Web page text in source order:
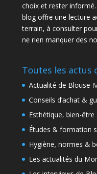
choix et rester
blog offre une lecture
terrain, à consulter
ne rien manquer des
Toutes les actus
Actualité de Blouse-
Conseils d’achat &
Esthétique, bien-être
Études & formation
Hygiène, normes &
Les actualités du